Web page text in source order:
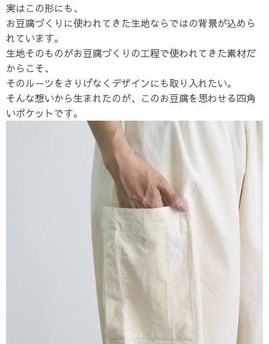
実はこの形にも、
お豆腐づくりに使われてきた生地ならではの背景が込めら
れています。
生地そのものがお豆腐づくりの工程で使われてきた素材だ
からこそ、
そのルーツをさりげなくデザインにも取り入れたい。
そんな想いから生まれたのが、このお豆腐を思わせる四角
いポケットです。